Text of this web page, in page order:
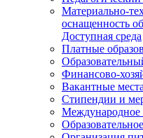
Материально-
оснащенность
Доступная среда
Платные
Финансово-
Вакантные
Стипендии и
Международное